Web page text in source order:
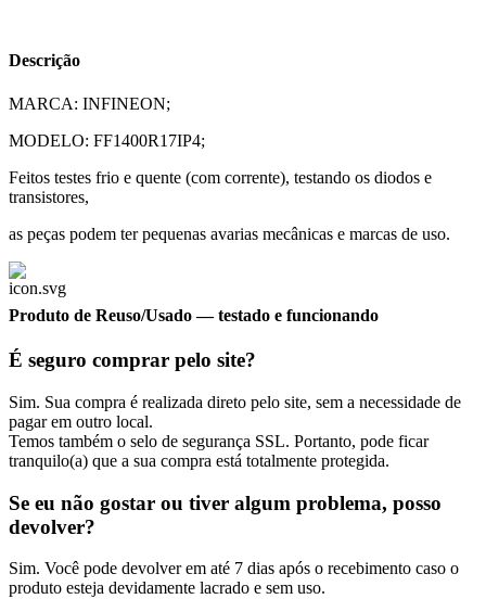
Descrição
MARCA: INFINEON;
MODELO: FF1400R17IP4;
Feitos testes frio e quente (com corrente), testando os diodos e
transistores,
as peças podem ter pequenas avarias mecânicas e marcas de uso.
Produto de Reuso/Usado— testado e funcionando
É seguro comprar pelo site?
Sim. Sua compra é realizada direto pelo site, sem a necessidade de
pagar em outro local.
Temos também o selo de segurança SSL. Portanto, pode ficar
tranquilo(a) que a sua compra está totalmente protegida.
Se eu não gostar ou tiver algum problema, posso
devolver?
Sim. Você pode devolver em até 7 dias após o recebimento caso o
produto esteja devidamente lacrado e sem uso.